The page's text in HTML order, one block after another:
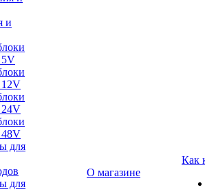
и
5V
12V
24V
48V
для
для
О магазине
Как